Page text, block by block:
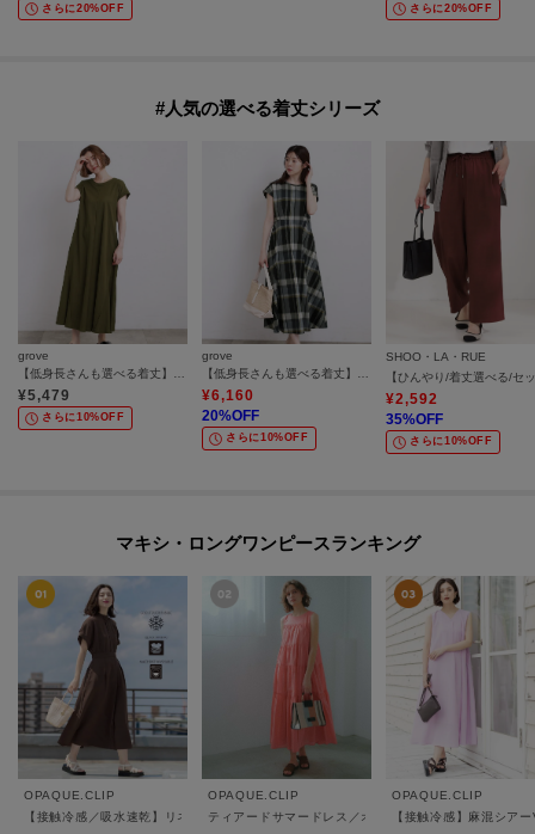
さらに20%OFF さらに20%OFF
#人気の選べる着丈シリーズ
grove
【低身長さんも選べる着丈】モクロディフレンチワンピース
¥5,479
さらに10%OFF
grove
【低身長さんも選べる着丈】マドラスチェックワンピース
¥6,160
20%OFF
さらに10%OFF
SHOO・LA・RUE
¥2,592
35%OFF
さらに10%OFF
マキシ・ロングワンピースランキング
OPAQUE.CLIP
【接触冷感／吸水速乾】リネンライク シャツワンピース《洗濯機OK》
OPAQUE.CLIP
ティアードサマードレス／オーガニックコットン混【洗
OPAQUE.CLIP
【接触冷感】麻混シア